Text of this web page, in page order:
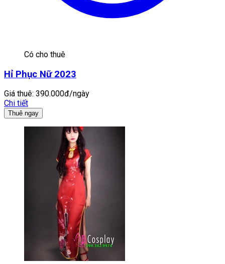
Có cho thuê
Hỉ Phục Nữ 2023
Giá thuê: 390.000đ/ngày
Chi tiết
Thuê ngay